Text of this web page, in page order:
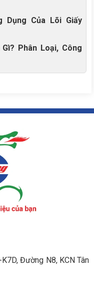
Dụng Của Lõi Giấy
Phân Loại, Công
Đường N8, KCN Tân